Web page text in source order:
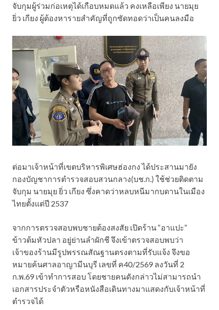
จับกุมผู้ร่วมก่อเหตุได้เกือบหมดแล้ว คงเหลือเพียง นายมุย
ยิ่ว เกียง ผู้ต้องหารายสำคัญที่ถูกซัดทอดว่าเป็นคนลงมือ
ต่อมาเจ้าหน้าที่เขตบริหารพิเศษฮ่องกง ได้ประสานมายัง
กองบัญชาการตำรวจสอบสวนกลาง(บช.ก.) ใช้ช่วยติดตาม
จับกุม นายมุย ยิ่ว เกียง ซึ่งคาดว่าหลบหนีมากบดานในเมือง
ไทยตั้งแต่ปี 2537
จากการตรวจสอบพบชายต้องสงสัย เปิดร้าน “อาแปะ”
ข้าวต้มหัวปลา อยู่ย่านลำผักชี จึงเข้าตรวจสอบพบว่า
เจ้าของร้านมีรูปพรรณสัณฐานตรงตามที่รับแจ้ง จึงขอ
หมายค้นศาลอาญามีนบุรี เลขที่ ค40/2569 ลงวันที่ 2
ก.พ.69 เข้าทำการสอบ โดยชายคนดังกล่าวไม่สามารถนำ
เอกสารประจำตัวหรือหนังสือเดินทางมาแสดงกับเจ้าหน้าที่
ตำรวจได้